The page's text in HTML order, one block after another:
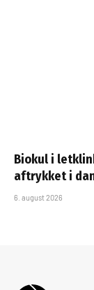
Biokul i
aftrykket i
6. august 2026